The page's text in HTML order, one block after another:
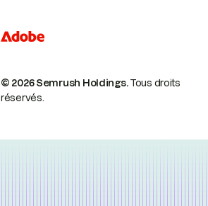
© 2026 Semrush Holdings.Tous droits
réservés.